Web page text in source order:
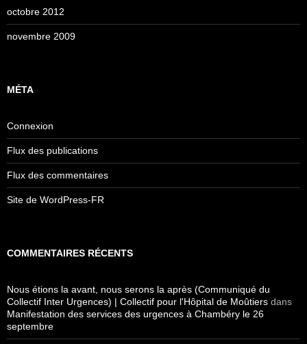
octobre 2012
novembre 2009
MÉTA
Connexion
Flux des publications
Flux des commentaires
Site de WordPress-FR
COMMENTAIRES RÉCENTS
Nous étions la avant, nous serons la après (Communiqué du
Collectif Inter Urgences) | Collectif pour l'Hôpital de Moûtiers dans
Manifestation des services des urgences à Chambéry le 26
septembre